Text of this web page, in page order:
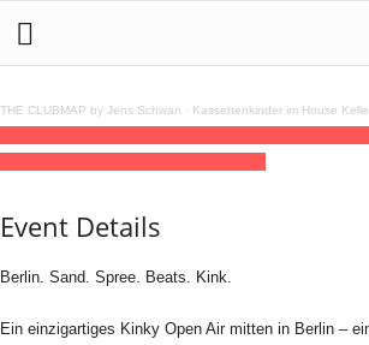
THE CLUBMAP by Jens Schwan · Kassettenkinder im House
Event Details
Berlin. Sand. Spree. Beats. Kink.
Ein einzigartiges Kinky Open Air mitten in Berlin –